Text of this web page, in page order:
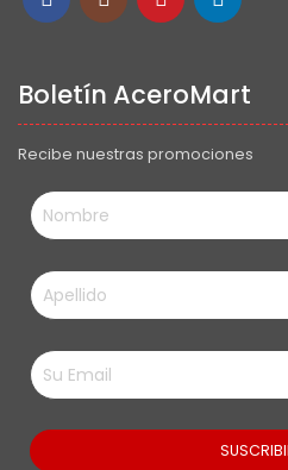
Boletín AceroMart
Recibe nuestras promociones